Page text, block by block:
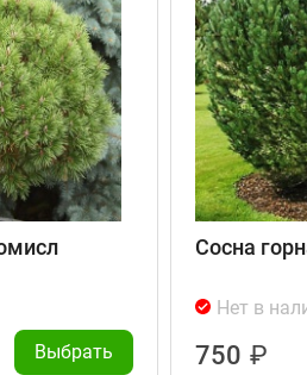
Выбрать
Сосна
Нет в
750 ₽